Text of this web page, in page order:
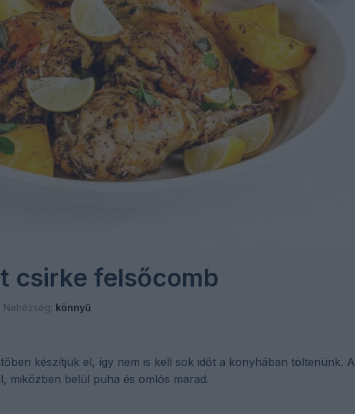
csirke felsőcomb
Nehézség: könnyű
készítjük el, így nem is kell sok időt a konyhában töltenünk. A
miközben belül puha és omlós marad.